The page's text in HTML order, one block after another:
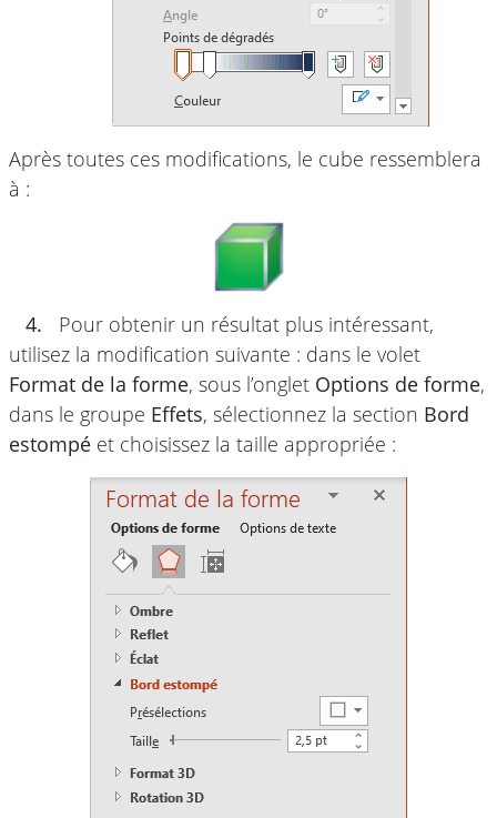
Après toutes ces modifications, le cube ressemblera
à :
4.
Pour obtenir un résultat plus intéressant,
utilisez la modification suivante : dans le volet
Format de la forme, sous l’onglet Options de forme,
dans le groupe Effets, sélectionnez la section Bord
estompé et choisissez la taille appropriée :